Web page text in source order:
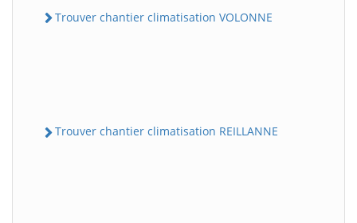
Trouver chantier climatisation VOLONNE
Trouver chantier climatisation REILLANNE